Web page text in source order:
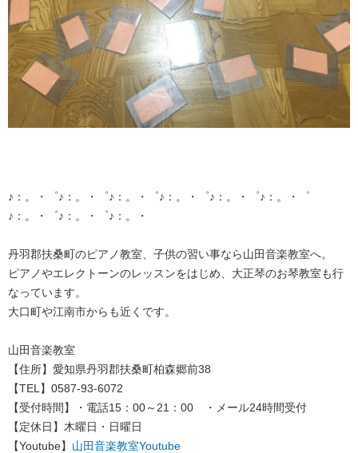
♪：。・゜♪：。・゜♪：。・゜♪：。・゜♪：。・゜♪：。・゜
♪：。・゜♪：。・゜♪：。・
丹羽郡扶桑町のピアノ教室、子供の習い事なら山田音楽教室へ。
ピアノやエレクトーンのレッスンをはじめ、大正琴のお琴教室も行
なっています。
大口町や江南市からも近くです。
山田音楽教室
【住所】愛知県丹羽郡扶桑町柏森郷前38
【TEL】0587-93-6072
【受付時間】・電話15：00～21：00 ・メール24時間受付
【定休日】木曜日・日曜日
【Youtube】 山田音楽教室Youtube